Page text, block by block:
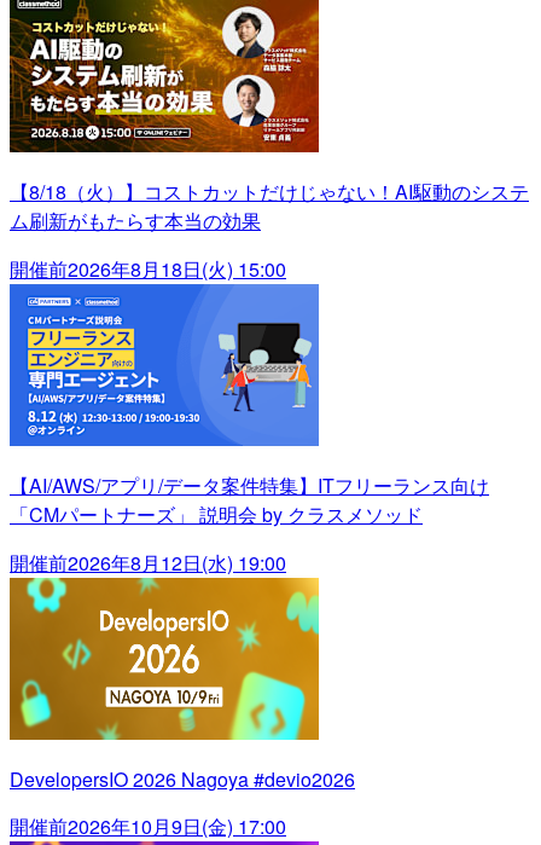
【8/18（火）】コストカットだけじゃない！AI駆動のシステ
ム刷新がもたらす本当の効果
開催前2026年8月18日(火) 15:00
【AI/AWS/アプリ/データ案件特集】ITフリーランス向け
「CMパートナーズ」 説明会 by クラスメソッド
開催前2026年8月12日(水) 19:00
DevelopersIO 2026 Nagoya #devio2026
開催前2026年10月9日(金) 17:00